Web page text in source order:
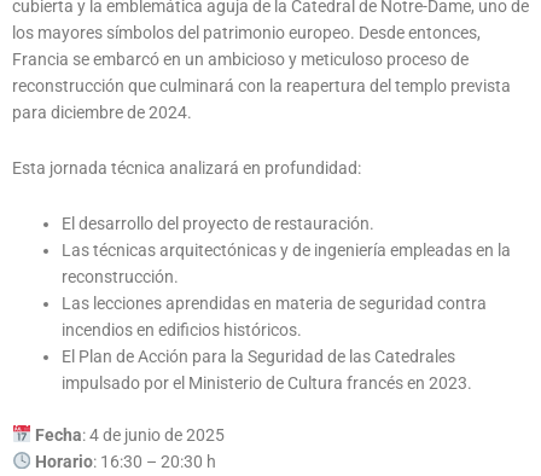
cubierta y la emblemática aguja de la Catedral de Notre-Dame, uno de
los mayores símbolos del patrimonio europeo. Desde entonces,
Francia se embarcó en un ambicioso y meticuloso proceso de
reconstrucción que culminará con la reapertura del templo prevista
para diciembre de 2024.
Esta jornada técnica analizará en profundidad:
El desarrollo del proyecto de restauración.
Las técnicas arquitectónicas y de ingeniería empleadas en la
reconstrucción.
Las lecciones aprendidas en materia de seguridad contra
incendios en edificios históricos.
El Plan de Acción para la Seguridad de las Catedrales
impulsado por el Ministerio de Cultura francés en 2023.
Fecha: 4 de junio de 2025
Horario: 16:30 – 20:30 h